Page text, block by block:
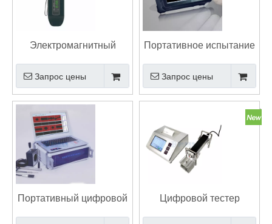
Электромагнитный
акустический
ультразвуковой
толщиномер с
измерением толщины
зонда ЭМАТ
Запрос цены
Портативное испытание
вихревых токов цифров
для обнаружения
рванины
аппарата
Запрос цены
Портативный цифровой
вихретоковый детектор
Цифровой тестер
шероховатости